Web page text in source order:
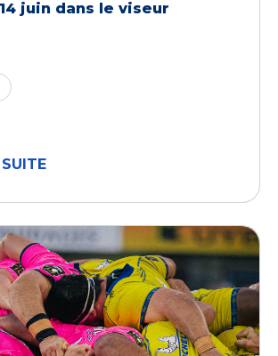
14 juin dans le viseur